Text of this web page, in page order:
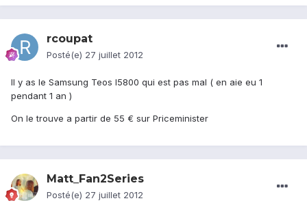
rcoupat
Posté(e) 27 juillet 2012
Il y as le Samsung Teos I5800 qui est pas mal ( en aie eu 1
pendant 1 an )
On le trouve a partir de 55 € sur Priceminister
Matt_Fan2Series
Posté(e) 27 juillet 2012